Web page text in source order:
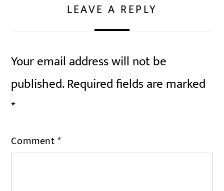
LEAVE A REPLY
Your email address will not be
published.Required fields are marked
*
Comment*